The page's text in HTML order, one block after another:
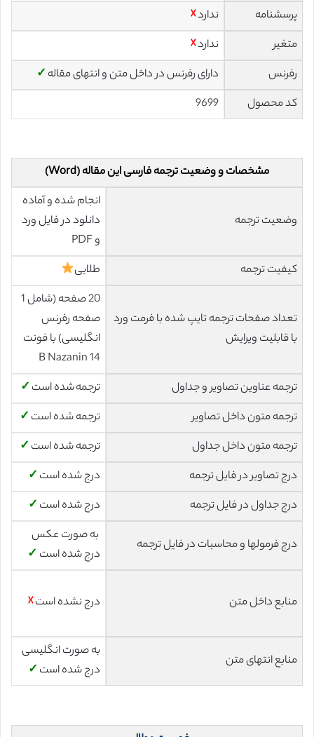
پرسشنامه
ندارد☓
متغیر
ندارد☓
رفرنس
دارای رفرنس در داخل متن و انتهای مقاله ✓
کد محصول
9699
مشخصات و وضعیت ترجمه فارسی این مقاله (Word)
وضعیت ترجمه
انجام شده و آماده
دانلود در فایل ورد
و PDF
کیفیت ترجمه
طلایی
تعداد صفحات ترجمه تایپ شده با فرمت ورد
با قابلیت ویرایش
20 صفحه (شامل 1
صفحه رفرنس
انگلیسی) با فونت
14 B Nazanin
ترجمه عناوین تصاویر و جداول
ترجمه شده است ✓
ترجمه متون داخل تصاویر
ترجمه شده است ✓
ترجمه متون داخل جداول
ترجمه شده است ✓
درج تصاویر در فایل ترجمه
درج شده است ✓
درج جداول در فایل ترجمه
درج شده است ✓
درج فرمولها و محاسبات در فایل ترجمه
به صورت عکس
درج شده است ✓
منابع داخل متن درج نشده است☓
منابع انتهای متن
به صورت انگلیسی
درج شده است ✓